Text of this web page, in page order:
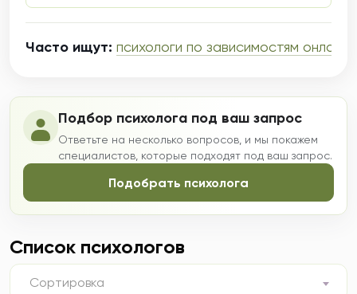
Часто ищут: психологи по зависимостям онлайн
Подбор психолога под ваш запрос
Ответьте на несколько вопросов, и мы покажем
специалистов, которые подходят под ваш запрос.
Подобрать психолога
Список психологов
Сортировка